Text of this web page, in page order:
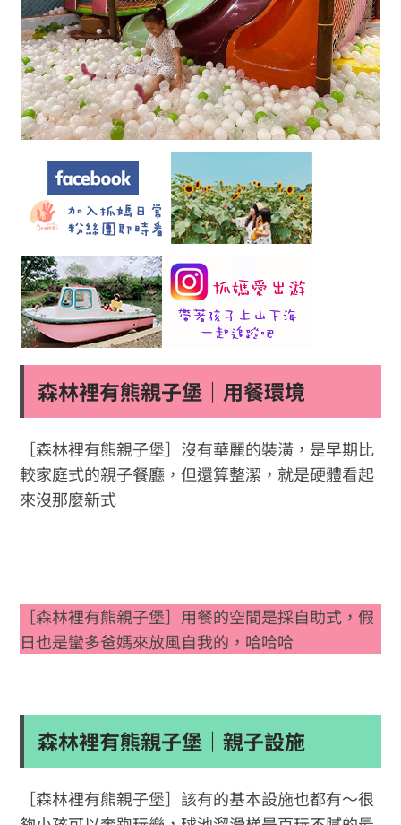
森林裡有熊親子堡｜用餐環境
［森林裡有熊親子堡］沒有華麗的裝潢，是早期比
較家庭式的親子餐廳，但還算整潔，就是硬體看起
來沒那麼新式
［森林裡有熊親子堡］用餐的空間是採自助式，假
日也是蠻多爸媽來放風自我的，哈哈哈
森林裡有熊親子堡｜親子設施
［森林裡有熊親子堡］該有的基本設施也都有～很